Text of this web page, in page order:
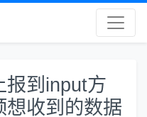
报到input方
想收到的数据